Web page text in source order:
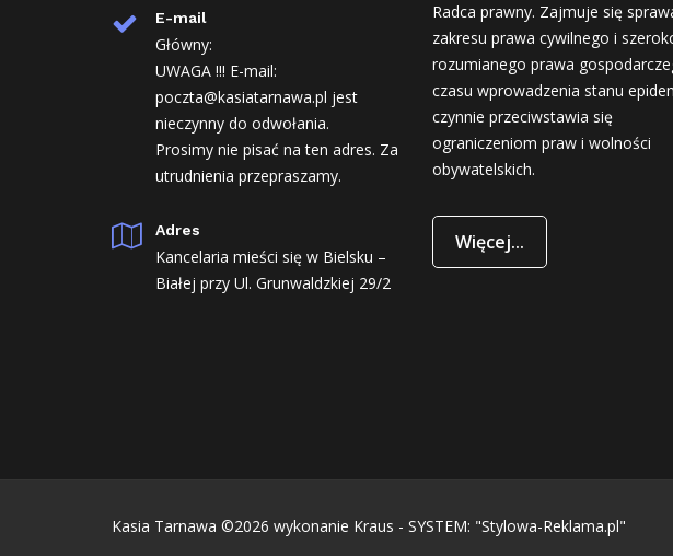
E-mail
Główny:
UWAGA !!! E-mail:
poczta@kasiatarnawa.pl jest
nieczynny do odwołania.
Prosimy nie pisać na ten adres. Za
utrudnienia przepraszamy.
Adres
Kancelaria mieści się w Bielsku –
Białej przy Ul. Grunwaldzkiej 29/2
Radca prawny. Zajmuje się
zakresu prawa cywilnego i
rozumianego prawa
czasu wprowadzenia stanu
czynnie przeciwstawia się
ograniczeniom praw i wolności
obywatelskich.
Więcej...
Kasia Tarnawa ©2026 wykonanie Kraus - SYSTEM: "Stylowa-Reklama.pl"